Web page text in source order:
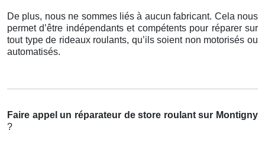
De plus, nous ne sommes liés à aucun fabricant. Cela nous
permet d’être indépendants et compétents pour réparer sur
tout type de rideaux roulants, qu’ils soient non motorisés ou
automatisés.
Faire appel un réparateur de store roulant sur Montigny
?